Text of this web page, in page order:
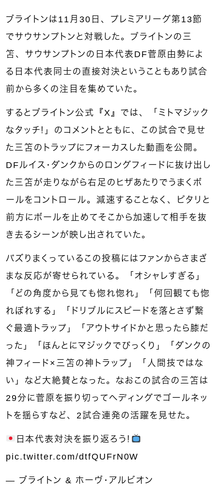
ブライトンは11月30日、プレミアリーグ第13節
でサウサンプトンと対戦した。ブライトンの三
笘、サウサンプトンの日本代表DF菅原由勢によ
る日本代表同士の直接対決ということもあり試合
前から多くの注目を集めていた。
するとブライトン公式『X』では、「ミトマジック
なタッチ！」のコメントとともに、この試合で見せ
た三笘のトラップにフォーカスした動画を公開。
DFルイス・ダンクからのロングフィードに抜け出し
た三笘が走りながら右足のヒザあたりでうまくボ
ールをコントロール。減速することなく、ピタリと
前方にボールを止めてそこから加速して相手を抜
き去るシーンが映し出されていた。
バズりまくっているこの投稿にはファンからさまざ
まな反応が寄せられている。「オシャレすぎる」
「どの角度から見ても惚れ惚れ」「何回観ても惚
れぼれする」「ドリブルにスピードを落とさず繋
ぐ最適トラップ」「アウトサイドかと思ったら膝だ
った」「ほんとにマジックでびっくり」「ダンクの
神フィード×三笘の神トラップ」「人間技ではな
い」など大絶賛となった。 なおこの試合の三笘は
29分に菅原を振り切ってヘディングでゴールネッ
トを揺らすなど、2試合連発の活躍を見せた。
日本代表対決を振り返ろう！
pic.twitter.com/dtfQUFrN0W
— ブライトン & ホーヴ・アルビオン